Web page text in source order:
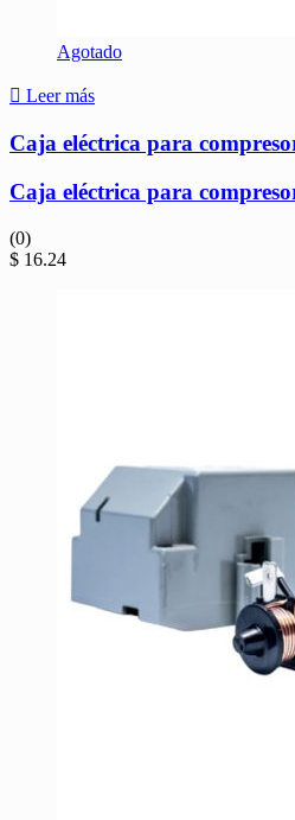
Agotado
Leer más
Caja eléctrica para
Caja eléctrica para
(0)
$ 16.24